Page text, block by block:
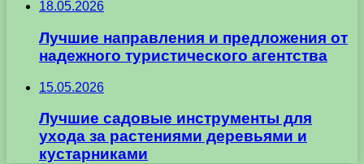
18.05.2026
Лучшие направления и предложения от
надежного туристического агентства
15.05.2026
Лучшие садовые инструменты для
ухода за растениями деревьями и
кустарниками